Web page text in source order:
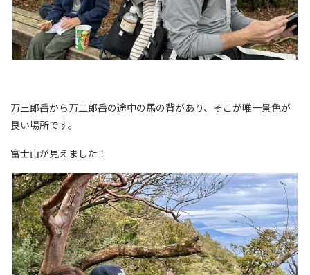
万三郎岳から万二郎岳の途中の馬の背があり、そこが唯一景色が
良い場所です。
富士山が見えました！